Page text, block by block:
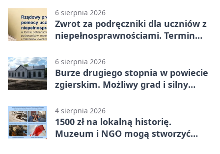
6 sierpnia 2026
Zwrot za podręczniki dla uczniów z
niepełnosprawnościami. Termin
6 sierpnia 2026
Burze drugiego stopnia w powiecie
zgierskim. Możliwy grad i silny
4 sierpnia 2026
1500 zł na lokalną historię.
Muzeum i NGO mogą stworzyć